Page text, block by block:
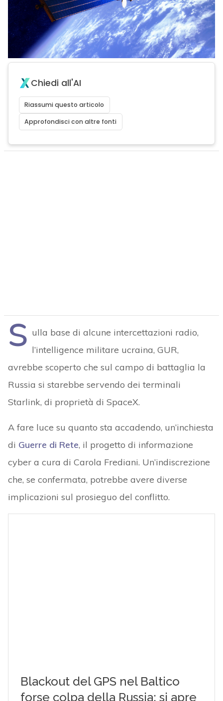
Chiedi all'AI
Riassumi questo articolo
Approfondisci con altre fonti
S ulla base di alcune intercettazioni radio,
l’intelligence militare ucraina, GUR,
avrebbe scoperto che sul campo di battaglia la
Russia si starebbe servendo dei terminali
Starlink, di proprietà di SpaceX.
A fare luce su quanto sta accadendo, un’inchiesta
di Guerre di Rete, il progetto di informazione
cyber a cura di Carola Frediani. Un’indiscrezione
che, se confermata, potrebbe avere diverse
implicazioni sul prosieguo del conflitto.